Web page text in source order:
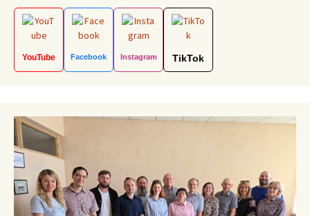
YouTube Facebook Instagram TikTok